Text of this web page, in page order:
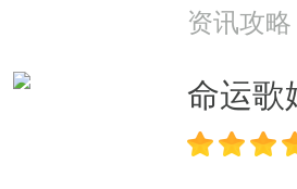
资讯攻略
命运歌